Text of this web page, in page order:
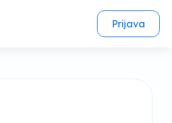
Prijava